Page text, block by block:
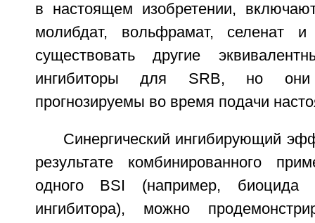
в настоящем изобретении,
молибдат, вольфрамат, селенат и
существовать другие
ингибиторы для SRB, но они
прогнозируемы во время подачи
Синергический ингибирующий
результате комбинированного
одного BSI (например, биоцида
ингибитора), можно